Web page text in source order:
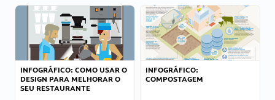
INFOGRÁFICO: COMO USAR O
DESIGN PARA MELHORAR O
SEU RESTAURANTE
INFOGRÁFICO:
COMPOSTAGEM